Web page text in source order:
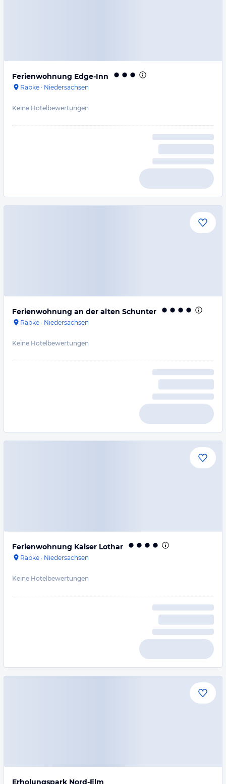
Ferienwohnung Edge-Inn
Räbke · Niedersachsen
Keine Hotelbewertungen
Ferienwohnung an der alten Schunter
Räbke · Niedersachsen
Keine Hotelbewertungen
Ferienwohnung Kaiser Lothar
Räbke · Niedersachsen
Keine Hotelbewertungen
Erholungspark Nord-Elm